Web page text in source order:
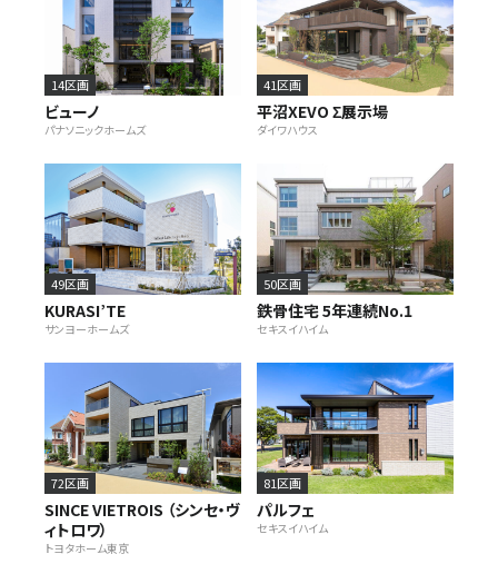
14区画
ビューノ
パナソニックホームズ
41区画
平沼XEVO Σ展示場
ダイワハウス
49区画
KURASI’TE
サンヨーホームズ
50区画
鉄骨住宅 5年連続No.1
セキスイハイム
72区画
SINCE VIETROIS （シンセ・ヴ
ィトロワ）
トヨタホーム東京
81区画
パルフェ
セキスイハイム
モデルハウス一覧へ